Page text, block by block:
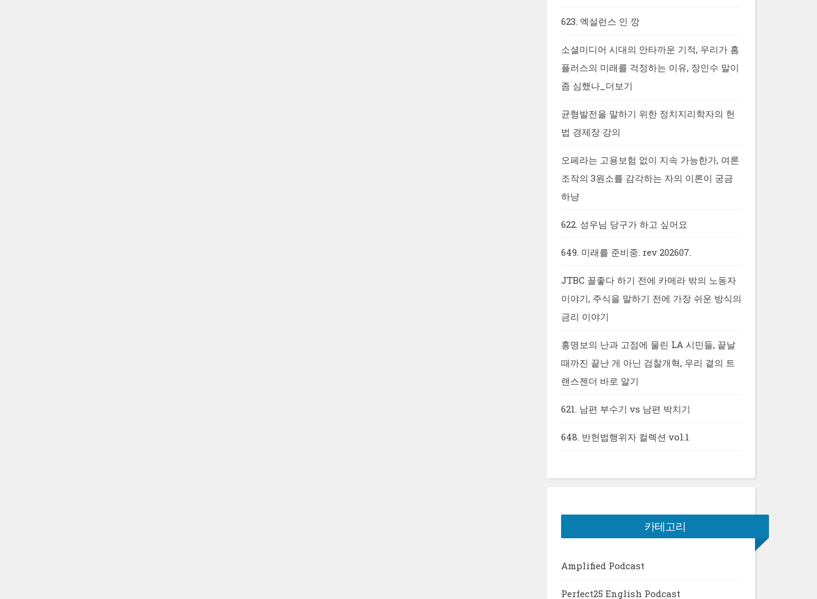
623. 엑설런스 인 깡
소셜미디어 시대의 안타까운 기적, 우리가 홈
플러스의 미래를 걱정하는 이유, 장인수 말이
좀 심했나_더보기
균형발전을 말하기 위한 정치지리학자의 헌
법 경제장 강의
오페라는 고용보험 없이 지속 가능한가, 여론
조작의 3원소를 감각하는 자의 이론이 궁금
하냥
622. 성우님 당구가 하고 싶어요
649. 미래를 준비중. rev 202607.
JTBC 꼴좋다 하기 전에 카메라 밖의 노동자
이야기, 주식을 말하기 전에 가장 쉬운 방식의
금리 이야기
홍명보의 난과 고점에 물린 LA 시민들, 끝날
때까진 끝난 게 아닌 검찰개혁, 우리 곁의 트
랜스젠더 바로 알기
621. 남편 부수기 vs 남편 박치기
648. 반헌법행위자 컬렉션 vol.1
카테고리
Amplified Podcast
Perfect25 English Podcast